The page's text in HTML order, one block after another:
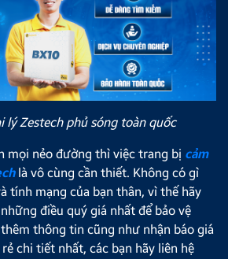
lý Zestech phủ sóng toàn quốc
mọi nẻo đường thì việc trang bị cảm
là vô cùng cần thiết. Không có gì
tính mạng của bạn thân, vì thế hãy
điều quý giá nhất để bảo vệ
thông tin cũng như nhận báo giá
chi tiết nhất, các bạn hãy liên hệ